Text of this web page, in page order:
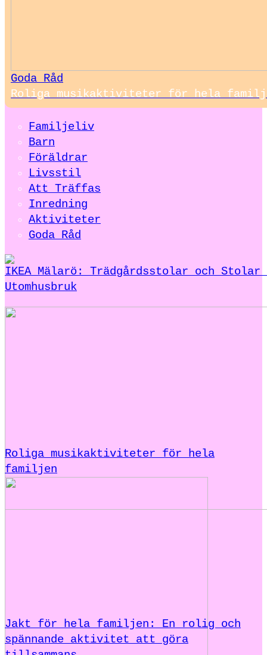
Goda Råd
Roliga musikaktiviteter för hela
Familjeliv
Barn
Föräldrar
Livsstil
Att Träffas
Inredning
Aktiviteter
Goda Råd
IKEA Mälarö: Trädgårdsstolar och
Utomhusbruk
Roliga musikaktiviteter för hela
familjen
Jakt för hela familjen: En rolig och
spännande aktivitet att göra